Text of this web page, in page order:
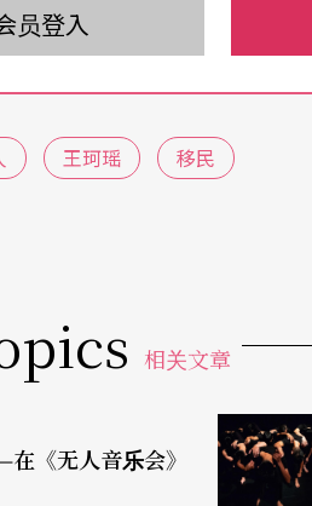
族与时代的记忆
族故事，知道自己从何而来
》而言，首先翻开的不是族谱
先是完成了家族食谱《我的云
道。为了找出到底欠了哪一
定居泰北，却依然受动荡局势
趴敷汤少的那一味，正是为中
员登入
王珂瑶 移民
相关文章
《无人音乐会》